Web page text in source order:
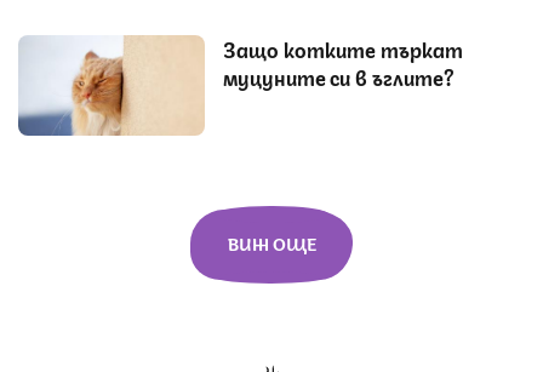
Защо котките търкат
муцуните си в ъглите?
ВИЖ ОЩЕ